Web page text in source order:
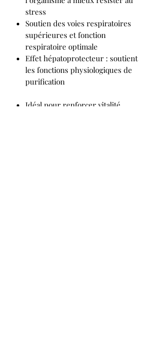
stress
Soutien des voies respiratoires
supérieures et fonction
respiratoire optimale
Effet hépatoprotecteur : soutient
les fonctions physiologiques de
purification
Idéal pour renforcer vitalité,